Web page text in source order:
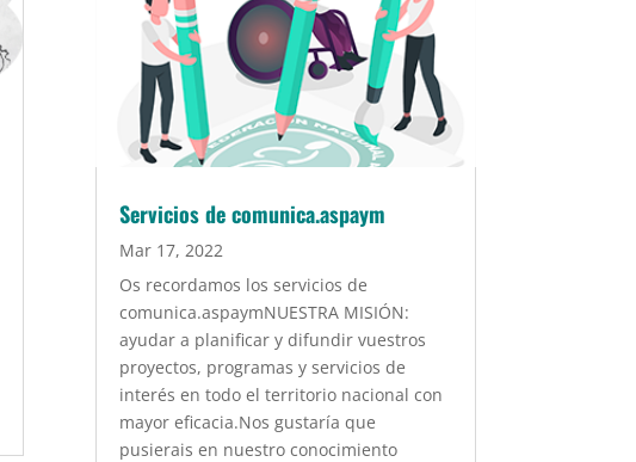
Servicios de comunica.aspaym
Mar 17, 2022
Os recordamos los servicios de
comunica.aspaymNUESTRA MISIÓN:
ayudar a planificar y difundir vuestros
proyectos, programas y servicios de
interés en todo el territorio nacional con
mayor eficacia.Nos gustaría que
pusierais en nuestro conocimiento